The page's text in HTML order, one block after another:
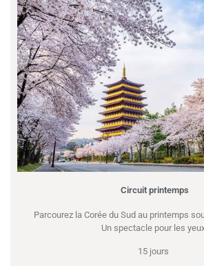
Circuit printemps
Parcourez la Corée du Sud au printemps
Un spectacle pour les
15 jours